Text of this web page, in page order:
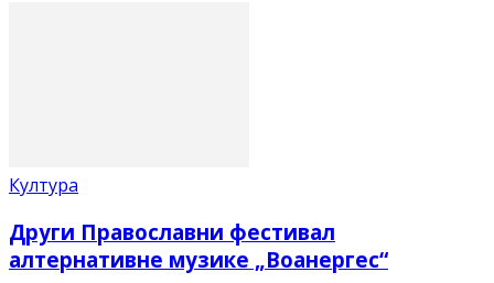
Култура
Други Православни фестивал
алтернативне музике „Воанергес“